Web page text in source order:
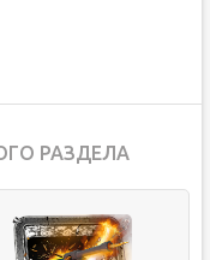
РАЗДЕЛА